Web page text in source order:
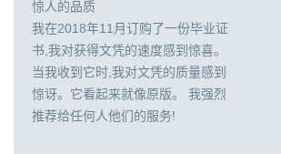
惊人的品质
我在2018年11月订购了一份毕业证
书,我对获得文凭的速度感到惊喜。
当我收到它时,我对文凭的质量感到
惊讶。它看起来就像原版。 我强烈
推荐给任何人他们的服务!